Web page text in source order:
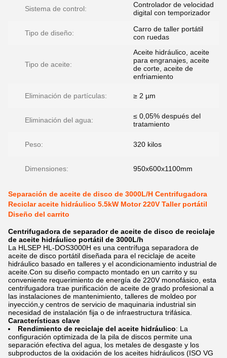
Sistema de control:
Controlador de velocidad
digital con temporizador
Tipo de diseño:
Carro de taller portátil
con ruedas
Tipo de aceite:
Aceite hidráulico, aceite
para engranajes, aceite
de corte, aceite de
enfriamiento
Eliminación de partículas: ≥ 2 µm
Eliminación del agua:
≤ 0,05% después del
tratamiento
Peso: 320 kilos
Dimensiones: 950x600x1100mm
Separación de aceite de disco de 3000L/H Centrifugadora
Reciclar aceite hidráulico 5.5kW Motor 220V Taller portátil
Diseño del carrito
Centrifugadora de separador de aceite de disco de reciclaje
de aceite hidráulico portátil de 3000L/h
La HLSEP HL-DOS3000H es una centrífuga separadora de
aceite de disco portátil diseñada para el reciclaje de aceite
hidráulico basado en talleres y el acondicionamiento industrial de
aceite.Con su diseño compacto montado en un carrito y su
conveniente requerimiento de energía de 220V monofásico, esta
centrifugadora trae purificación de aceite de grado profesional a
las instalaciones de mantenimiento, talleres de moldeo por
inyección,y centros de servicio de maquinaria industrial sin
necesidad de instalación fija o de infraestructura trifásica.
Características clave
Rendimiento de reciclaje del aceite hidráulico: La
configuración optimizada de la pila de discos permite una
separación efectiva del agua, los metales de desgaste y los
subproductos de la oxidación de los aceites hidráulicos (ISO VG